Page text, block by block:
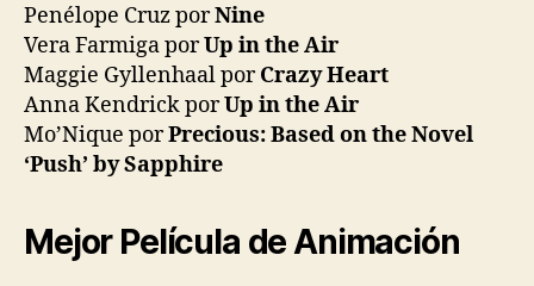
Penélope Cruz porNine
Vera Farmiga porUp in the Air
Maggie Gyllenhaal porCrazy Heart
Anna Kendrick porUp in the Air
Mo’Nique porPrecious: Based on the Novel
‘Push’ by Sapphire
Mejor Película de Animación